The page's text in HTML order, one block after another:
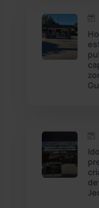
Cordeiros
Dom Basílio
Érico Cardoso
Esportes